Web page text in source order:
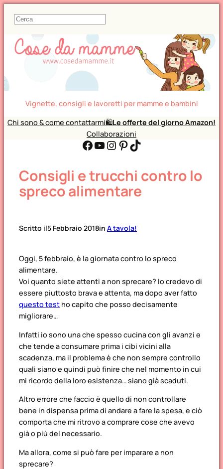
C
r
c
Vignette, consigli e lavoretti per mamme e bambini
Chi sono & come contattarmi🛍️Le offerte del giorno Amazon!
Collaborazioni
Facebook YouTube Instagram Pinterest TikTok
Consigli e trucchi contro lo
spreco alimentare
Scritto il5 Febbraio 2018in A tavola!
Oggi, 5 febbraio, è la giornata contro lo spreco
alimentare.
Voi quanto siete attenti a non sprecare? Io credevo di
essere piuttosto brava e attenta, ma dopo aver fatto
questo test ho capito che posso decisamente
migliorare…
Infatti io sono una che spesso cucina con gli avanzi e
che tende a consumare prima i cibi vicini alla
scadenza, ma il problema è che non sempre controllo
quali siano e quindi può finire che nel momento in cui
mi ricordo della loro esistenza… siano già scaduti.
Altro errore che faccio è quello di non controllare
bene in dispensa prima di andare a fare la spesa, e ciò
comporta che mi ritrovo a comprare cose che avevo
già o più del necessario.
Ma allora, come si può fare per imparare a non
sprecare?